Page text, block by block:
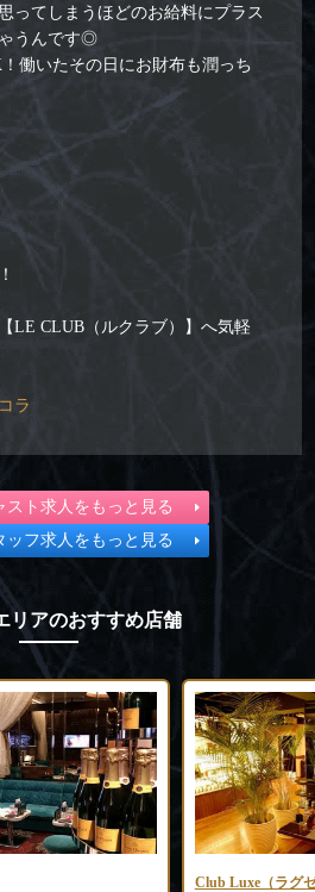
ってしまうほどのお給料にプラス
うんです◎
働いたその日にお財布も潤っち
LE CLUB（ルクラブ）】へ気軽
ラ
スト求人をもっと見る
ッフ求人をもっと見る
リアのおすすめ店舗
Club Luxe（ラグ